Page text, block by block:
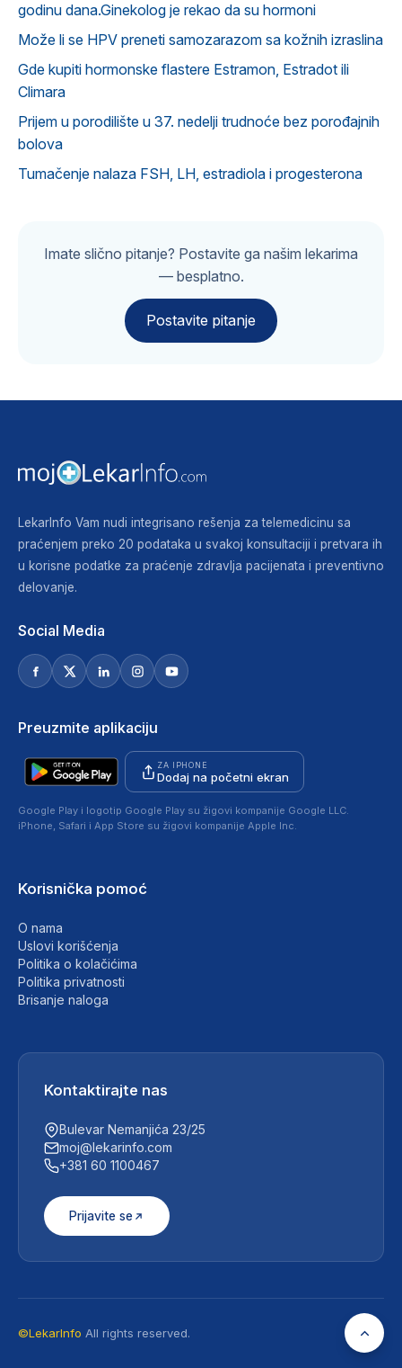
godinu dana.Ginekolog je rekao da su hormoni
Može li se HPV preneti samozarazom sa kožnih izraslina
Gde kupiti hormonske flastere Estramon, Estradot ili
Climara
Prijem u porodilište u 37. nedelji trudnoće bez porođajnih
bolova
Tumačenje nalaza FSH, LH, estradiola i progesterona
Imate slično pitanje? Postavite ga našim lekarima
— besplatno.
Postavite pitanje
LekarInfo Vam nudi integrisano rešenja za telemedicinu sa
praćenjem preko 20 podataka u svakoj konsultaciji i pretvara ih
u korisne podatke za praćenje zdravlja pacijenata i preventivno
delovanje.
Social Media
Preuzmite aplikaciju
ZA IPHONE
Dodaj na početni ekran
Google Play i logotip Google Play su žigovi kompanije Google LLC.
iPhone, Safari i App Store su žigovi kompanije Apple Inc.
Korisnička pomoć
O nama
Uslovi korišćenja
Politika o kolačićima
Politika privatnosti
Brisanje naloga
Kontaktirajte nas
Bulevar Nemanjića 23/25
moj@lekarinfo.com
+381 60 1100467
Prijavite se
©LekarInfo All rights reserved.